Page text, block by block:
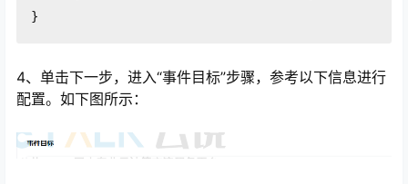
4、单击下一步，进入“事件目标”步骤，参考以下信息进行
配置。如下图所示：